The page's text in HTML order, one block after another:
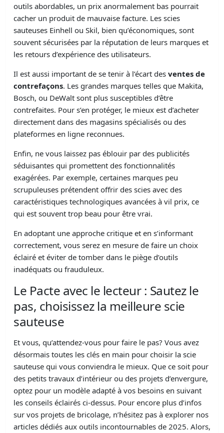
outils abordables, un prix anormalement bas pourrait
cacher un produit de mauvaise facture. Les scies
sauteuses Einhell ou Skil, bien qu’économiques, sont
souvent sécurisées par la réputation de leurs marques et
les retours d’expérience des utilisateurs.
Il est aussi important de se tenir à l’écart des ventes de
contrefaçons. Les grandes marques telles que Makita,
Bosch, ou DeWalt sont plus susceptibles d’être
contrefaites. Pour s’en protéger, le mieux est d’acheter
directement dans des magasins spécialisés ou des
plateformes en ligne reconnues.
Enfin, ne vous laissez pas éblouir par des publicités
séduisantes qui promettent des fonctionnalités
exagérées. Par exemple, certaines marques peu
scrupuleuses prétendent offrir des scies avec des
caractéristiques technologiques avancées à vil prix, ce
qui est souvent trop beau pour être vrai.
En adoptant une approche critique et en s’informant
correctement, vous serez en mesure de faire un choix
éclairé et éviter de tomber dans le piège d’outils
inadéquats ou frauduleux.
Le Pacte avec le lecteur : Sautez le
pas, choisissez la meilleure scie
sauteuse
Et vous, qu’attendez-vous pour faire le pas? Vous avez
désormais toutes les clés en main pour choisir la scie
sauteuse qui vous conviendra le mieux. Que ce soit pour
des petits travaux d’intérieur ou des projets d’envergure,
optez pour un modèle adapté à vos besoins en suivant
les conseils éclairés ci-dessus. Pour encore plus d’infos
sur vos projets de bricolage, n’hésitez pas à explorer nos
articles dédiés aux outils incontournables de 2025. Alors,